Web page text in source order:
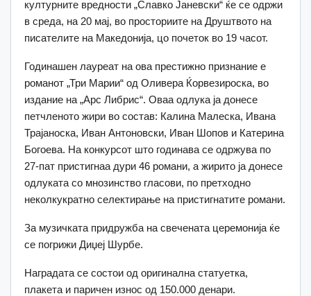
културните вредности „Славко Јаневски“ ќе се одржи
в среда, на 20 мај, во просториите на Друштвото на
писателите на Македонија, цо почеток во 19 часот.
Годинашен лауреат на ова престижно признание е
романот „Три Марии“ од Оливера Ќорвезироска, во
издание на „Арс Либрис“. Оваа одлука ја донесе
петчленото жири во состав: Калина Малеска, Ивана
Трајаноска, Иван Антоновски, Иван Шопов и Катерина
Богоева. На конкурсот што годинава се одржува по
27-пат пристигнаа дури 46 романи, а жирито ја донесе
одлуката со мнозинство гласови, по претходно
неколкукратно селектирање на пристигнатите романи.
За музичката придружба на свечената церемонија ќе
се погрижи Диџеј Шурбе.
Наградата се состои од оригинална статуетка,
плакета и паричен износ од 150.000 денари.